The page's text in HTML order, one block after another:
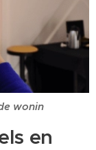
wonin
en